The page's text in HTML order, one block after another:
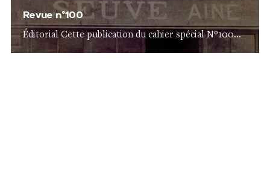
Revue n°100
Éditorial Cette publication du cahier spécial N°100...